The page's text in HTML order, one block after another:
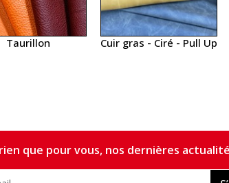
Taurillon Cuir gras - Ciré - Pull Up
que pour vous, nos dernières